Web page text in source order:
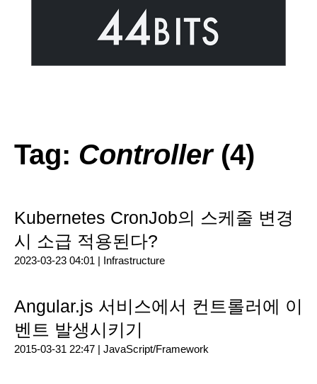
Tag: Controller(4)
Kubernetes CronJob의 스케줄 변경
시 소급 적용된다?
2023-03-23 04:01 | Infrastructure
Angular.js 서비스에서 컨트롤러에 이
벤트 발생시키기
2015-03-31 22:47 | JavaScript/Framework